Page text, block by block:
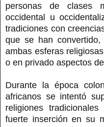
personas de clases
occidental u
tradiciones con
que se han
ambas esferas
o en privado aspectos
Durante la época
africanos se intentó
religiones
fuerte inserción en su